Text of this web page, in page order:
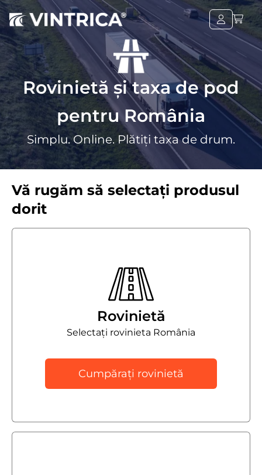
Rovinietă și taxa de pod
pentru România
Simplu. Online. Plătiți taxa de drum.
Vă rugăm să selectați produsul
dorit
Rovinietă
Selectați rovinieta România
Cumpărați rovinietă